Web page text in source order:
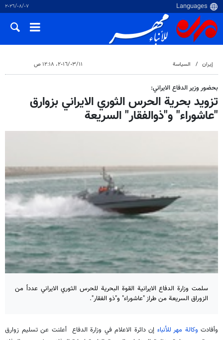
٠٧‏/٠٨‏/٢٠٢٦
إيران السياسة ١١‏/٠٣‏/٢٠١٦، ١٢:١٨ ص
بحضور وزير الدفاع الايراني:
تزويد بحرية الحرس الثوري الايراني بزوارق
"عاشوراء" و"ذوالفقار" السريعة
سلمت وزارة الدفاع الايرانية القوة البحرية للحرس الثوري الايراني عدداً من
الزوراق السريعة من طراز "عاشوراء" و"ذو الفقار".
وأفادت وكالة مهر للأنباء إن دائرة الاعلام في وزارة الدفاع أعلنت عن تسليم زوارق